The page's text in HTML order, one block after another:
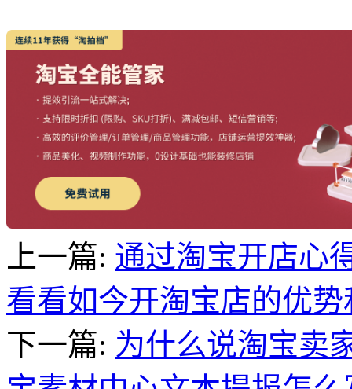
上一篇: 通过淘宝开店心
看看如今开淘宝店的优势
下一篇: 为什么说淘宝卖